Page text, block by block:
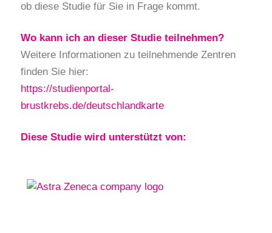
ob diese Studie für Sie in Frage kommt.
Wo kann ich an dieser Studie teilnehmen?
Weitere Informationen zu teilnehmende Zentren
finden Sie hier:
https://studienportal-
brustkrebs.de/deutschlandkarte
Diese Studie wird unterstützt von: